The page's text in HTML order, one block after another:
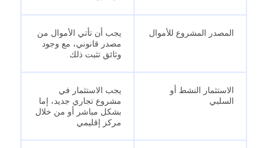
المصدر المشروع للأموال
يجب أن تأتي الأموال من
مصدر قانوني، مع وجود
وثائق تثبت ذلك
الاستثمار النشط أو
السلبي
يجب الاستثمار في
مشروع تجاري جديد، إما
بشكل مباشر أو من خلال
مركز إقليمي